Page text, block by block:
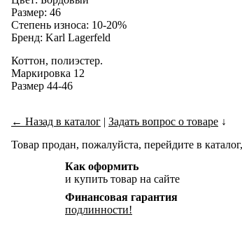
Размер: 46
Степень износа: 10-20%
Бренд: Karl Lagerfeld
Коттон, полиэстер.
Маркировка 12
Размер 44-46
← Назад в каталог | Задать вопрос о товаре ↓
Товар продан, пожалуйста, перейдите в
Как оформить
и купить товар на сайте
Финансовая гарантия
подлинности!